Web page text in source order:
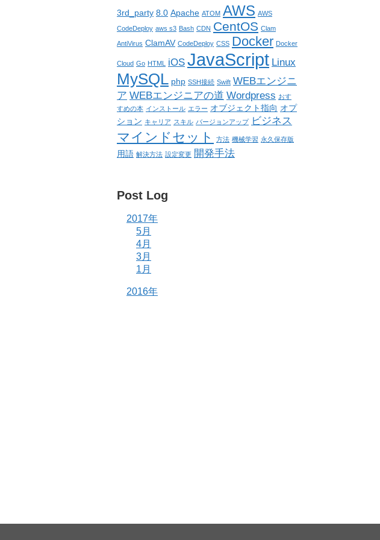
3rd_party 8.0 Apache ATOM AWS AWS
CodeDeploy aws s3 Bash CDN CentOS Clam
AntiVirus ClamAV CodeDeploy CSS Docker Docker
Cloud Go HTML iOS JavaScript Linux
MySQL php SSH接続 Swift WEBエンジニ
ア WEBエンジニアの道 Wordpress おす
すめの本 インストール エラー オブジェクト指向 オプ
ション キャリア スキル バージョンアップ ビジネス
マインドセット 方法 機械学習 永久保存版
用語 解決方法 設定変更 開発手法
Post Log
2017年
5月
4月
3月
1月
2016年